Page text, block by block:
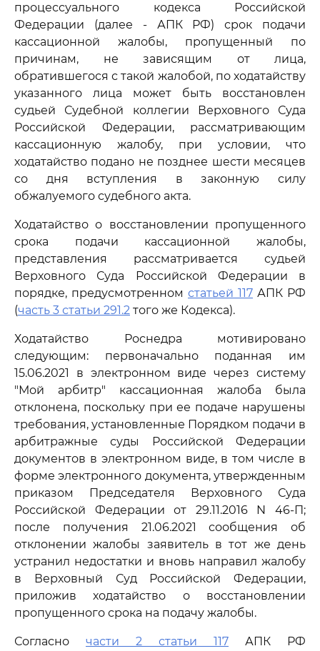
процессуального кодекса Российской
Федерации (далее - АПК РФ) срок подачи
кассационной жалобы, пропущенный по
причинам, не зависящим от лица,
обратившегося с такой жалобой, по ходатайству
указанного лица может быть восстановлен
судьей Судебной коллегии Верховного Суда
Российской Федерации, рассматривающим
кассационную жалобу, при условии, что
ходатайство подано не позднее шести месяцев
со дня вступления в законную силу
обжалуемого судебного акта.
Ходатайство о восстановлении пропущенного
срока подачи кассационной жалобы,
представления рассматривается судьей
Верховного Суда Российской Федерации в
порядке, предусмотренном статьей 117 АПК РФ
(часть 3 статьи 291.2 того же Кодекса).
Ходатайство Роснедра мотивировано
следующим: первоначально поданная им
15.06.2021 в электронном виде через систему
"Мой арбитр" кассационная жалоба была
отклонена, поскольку при ее подаче нарушены
требования, установленные Порядком подачи в
арбитражные суды Российской Федерации
документов в электронном виде, в том числе в
форме электронного документа, утвержденным
приказом Председателя Верховного Суда
Российской Федерации от 29.11.2016 N 46-П;
после получения 21.06.2021 сообщения об
отклонении жалобы заявитель в тот же день
устранил недостатки и вновь направил жалобу
в Верховный Суд Российской Федерации,
приложив ходатайство о восстановлении
пропущенного срока на подачу жалобы.
Согласно части 2 статьи 117 АПК РФ